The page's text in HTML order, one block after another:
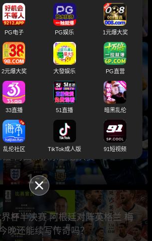
总决赛主裁判引发球迷热议
决赛前瞻分析 卫冕冠军阿根廷与
班牙将上演巅峰之战
阿根廷2-1绝杀英格兰 三狮军团止
梅西带队杀进总决赛
杯半决赛 阿根廷对阵英格兰 梅
晚还能续写传奇吗？
PG电子 PG娱乐 1元爆大奖
2元爆大奖 大發娱乐 PG直营
33直播 51直播 暗黑乱伦
乱伦社区 TikTok成人版 91短视频